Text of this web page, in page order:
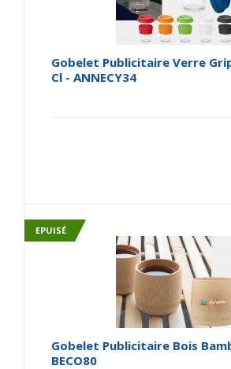
Gobelet Publicitaire Verre
Cl - ANNECY34
EPUISÉ
Gobelet Publicitaire Bois
BECO80